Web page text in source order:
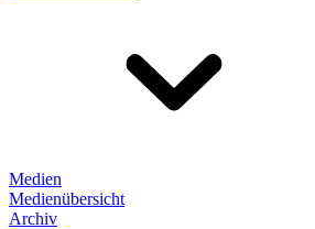
Medien
Medienübersicht
Archiv